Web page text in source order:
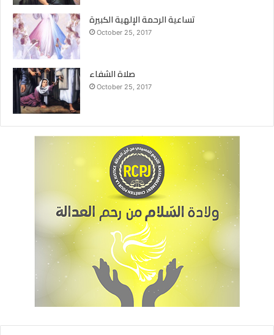
تساعية الرحمة الإلهية الكبيرة
October 25, 2017
صلاة الشفاء
October 25, 2017